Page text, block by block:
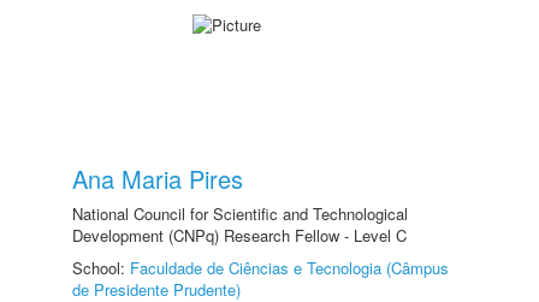
Ana Maria Pires
National Council for Scientific and Technological
Development (CNPq) Research Fellow - Level C
School: Faculdade de Ciências e Tecnologia (Câmpus
de Presidente Prudente)